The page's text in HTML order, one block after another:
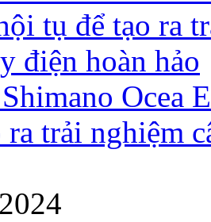
Ocea
ra trải nghiệm